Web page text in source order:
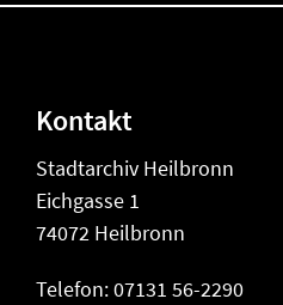
Kontakt
Stadtarchiv Heilbronn
Eichgasse 1
74072 Heilbronn
Telefon: 07131 56-2290